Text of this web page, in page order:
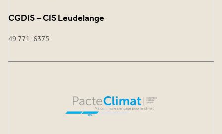
CGDIS – CIS Leudelange
49 771-6375